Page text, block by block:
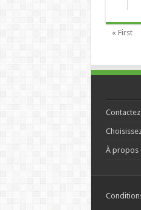
« First
À propos